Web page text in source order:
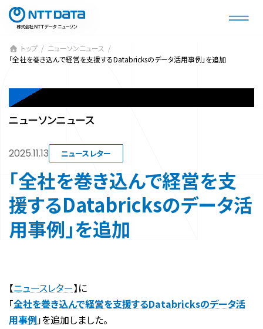
トップ
ニューソンニュース
「全社を巻き込んで経営を支援するDatabricksのデータ活用事例」を追加
NEWSON NEWS
ニューソンニュース
2025.11.13 ニュースレター
「全社を巻き込んで経営を支
援するDatabricksのデータ活
用事例」を追加
【ニュースレター】に
「全社を巻き込んで経営を支援するDatabricksのデータ活
用事例」を追加しました。